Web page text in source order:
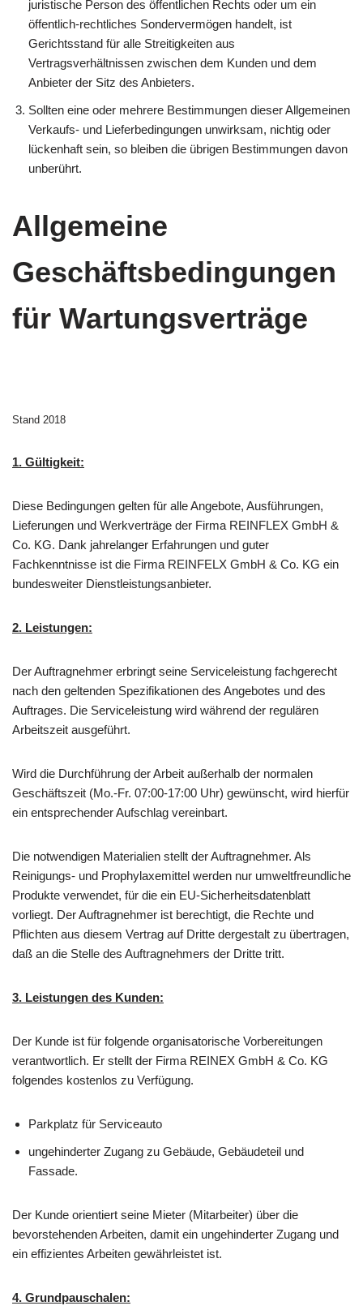
juristische Person des öffentlichen Rechts oder um ein
öffentlich-rechtliches Sondervermögen handelt, ist
Gerichtsstand für alle Streitigkeiten aus
Vertragsverhältnissen zwischen dem Kunden und dem
Anbieter der Sitz des Anbieters.
Sollten eine oder mehrere Bestimmungen dieser Allgemeinen
Verkaufs- und Lieferbedingungen unwirksam, nichtig oder
lückenhaft sein, so bleiben die übrigen Bestimmungen davon
unberührt.
Allgemeine
Geschäftsbedingungen
für Wartungsverträge
Stand 2018
1. Gültigkeit:
Diese Bedingungen gelten für alle Angebote, Ausführungen,
Lieferungen und Werkverträge der Firma REINFLEX GmbH &
Co. KG. Dank jahrelanger Erfahrungen und guter
Fachkenntnisse ist die Firma REINFELX GmbH & Co. KG ein
bundesweiter Dienstleistungsanbieter.
2. Leistungen:
Der Auftragnehmer erbringt seine Serviceleistung fachgerecht
nach den geltenden Spezifikationen des Angebotes und des
Auftrages. Die Serviceleistung wird während der regulären
Arbeitszeit ausgeführt.
Wird die Durchführung der Arbeit außerhalb der normalen
Geschäftszeit (Mo.-Fr. 07:00-17:00 Uhr) gewünscht, wird hierfür
ein entsprechender Aufschlag vereinbart.
Die notwendigen Materialien stellt der Auftragnehmer. Als
Reinigungs- und Prophylaxemittel werden nur umweltfreundliche
Produkte verwendet, für die ein EU-Sicherheitsdatenblatt
vorliegt. Der Auftragnehmer ist berechtigt, die Rechte und
Pflichten aus diesem Vertrag auf Dritte dergestalt zu übertragen,
daß an die Stelle des Auftragnehmers der Dritte tritt.
3. Leistungen des Kunden:
Der Kunde ist für folgende organisatorische Vorbereitungen
verantwortlich. Er stellt der Firma REINEX GmbH & Co. KG
folgendes kostenlos zu Verfügung.
Parkplatz für Serviceauto
ungehinderter Zugang zu Gebäude, Gebäudeteil und
Fassade.
Der Kunde orientiert seine Mieter (Mitarbeiter) über die
bevorstehenden Arbeiten, damit ein ungehinderter Zugang und
ein effizientes Arbeiten gewährleistet ist.
4. Grundpauschalen: